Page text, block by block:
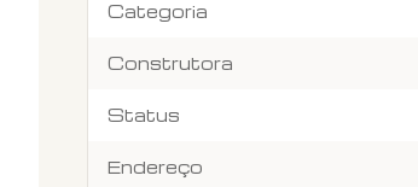
Categoria
Construtora
Status
Endereço